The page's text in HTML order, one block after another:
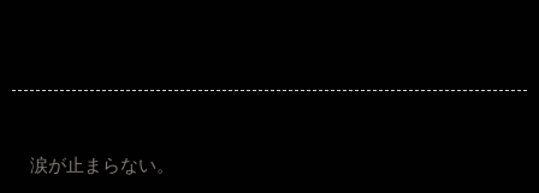
涙が止まらない。